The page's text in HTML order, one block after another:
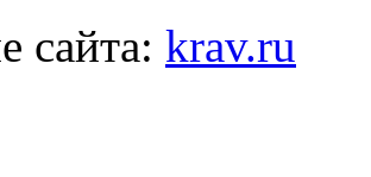
сайта: krav.ru